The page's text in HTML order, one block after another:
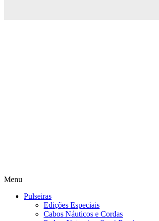
Menu
Pulseiras
Edições Especiais
Cabos Náuticos e Cordas